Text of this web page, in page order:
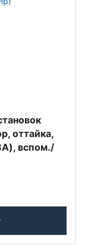
оттайка,
вспом./